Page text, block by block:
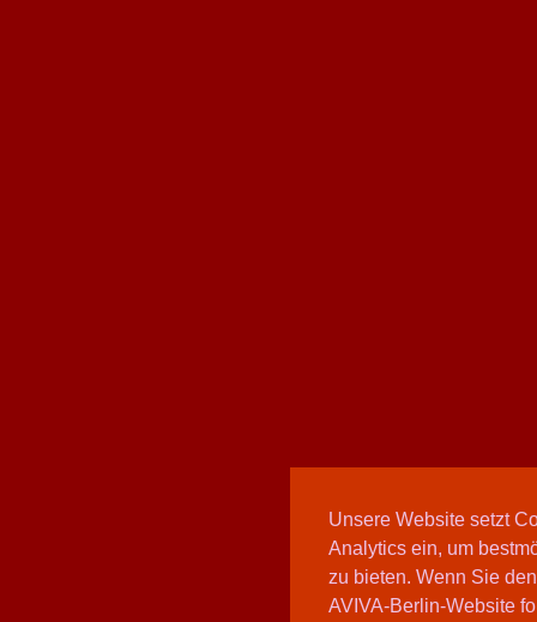
Unsere Website setzt
Analytics ein, um
zu bieten. Wenn Sie
AVIVA-Berlin-Website